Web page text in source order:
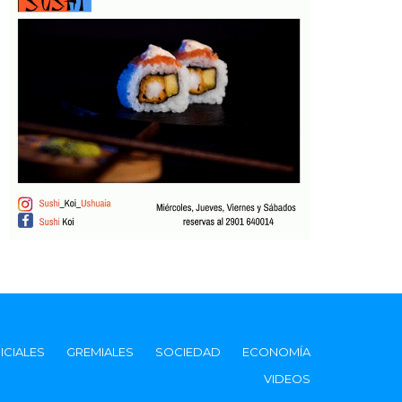
GREMIALES SOCIEDAD
ECONOMÍA
VIDEOS